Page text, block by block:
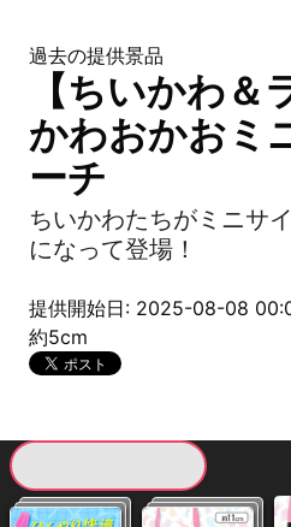
過去の提供景品
【ちいかわ＆
かわおかおミ
ーチ
ちいかわたちがミニサ
になって登場！
提供開始日: 2025-08-08
約5cm